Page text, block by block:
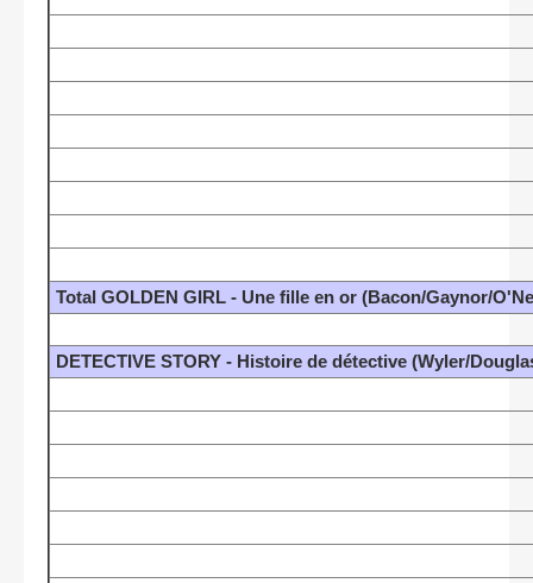
Total GOLDEN GIRL - Une fille en or (Bacon/Gaynor/
DETECTIVE STORY - Histoire de détective (Wyler/